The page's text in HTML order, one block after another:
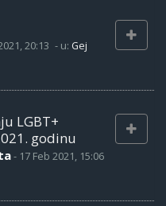
20:13 - u: Gej
LGBT+
godinu
- 17 Feb 2021, 15:06